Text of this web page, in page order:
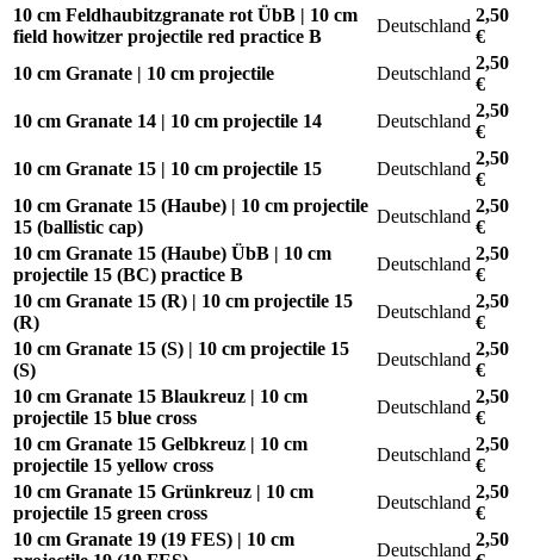
10 cm Feldhaubitzgranate rot ÜbB | 10 cm
field howitzer projectile red practice B
Deutschland
2,50
€
10 cm Granate | 10 cm projectile
Deutschland
2,50
€
10 cm Granate 14 | 10 cm projectile 14
Deutschland
2,50
€
10 cm Granate 15 | 10 cm projectile 15
Deutschland
2,50
€
10 cm Granate 15 (Haube) | 10 cm projectile
15 (ballistic cap)
Deutschland
2,50
€
10 cm Granate 15 (Haube) ÜbB | 10 cm
projectile 15 (BC) practice B
Deutschland
2,50
€
10 cm Granate 15 (R) | 10 cm projectile 15
(R)
Deutschland
2,50
€
10 cm Granate 15 (S) | 10 cm projectile 15
(S)
Deutschland
2,50
€
10 cm Granate 15 Blaukreuz | 10 cm
projectile 15 blue cross
Deutschland
2,50
€
10 cm Granate 15 Gelbkreuz | 10 cm
projectile 15 yellow cross
Deutschland
2,50
€
10 cm Granate 15 Grünkreuz | 10 cm
projectile 15 green cross
Deutschland
2,50
€
10 cm Granate 19 (19 FES) | 10 cm
Deutschland
2,50